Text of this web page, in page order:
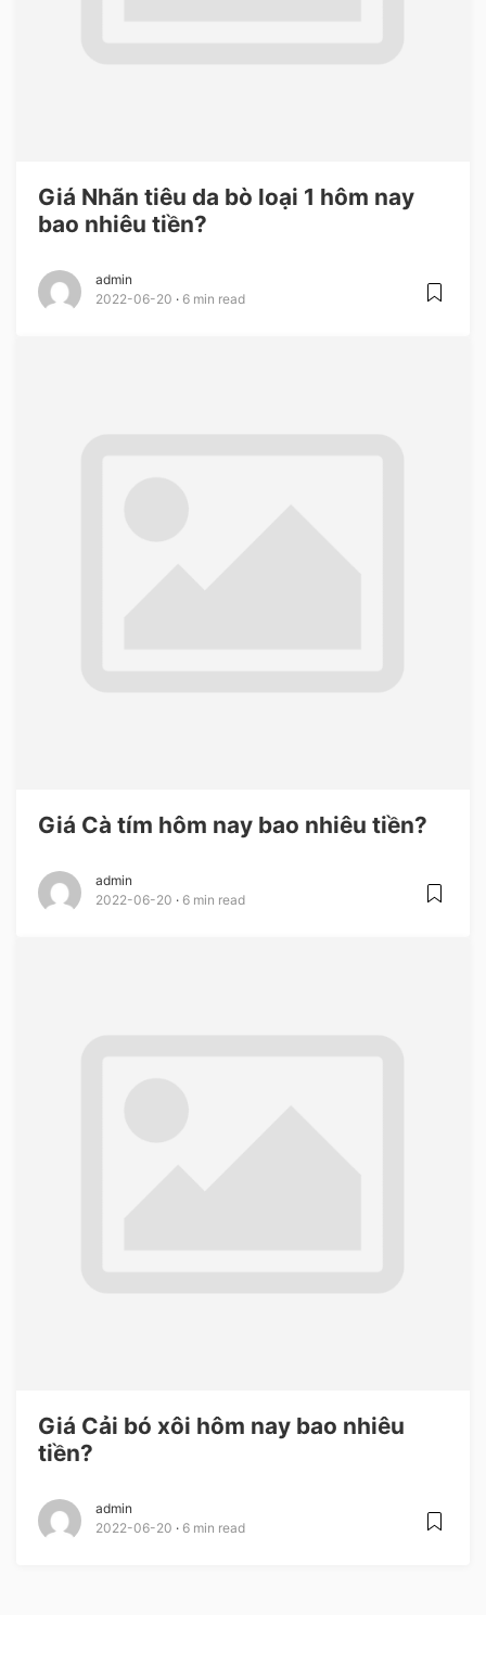
Giá Nhãn tiêu da bò loại 1 hôm nay
bao nhiêu tiền?
admin
2022-06-20
6 min read
Giá Cà tím hôm nay bao nhiêu tiền?
admin
2022-06-20
6 min read
Giá Cải bó xôi hôm nay bao nhiêu
tiền?
admin
2022-06-20
6 min read